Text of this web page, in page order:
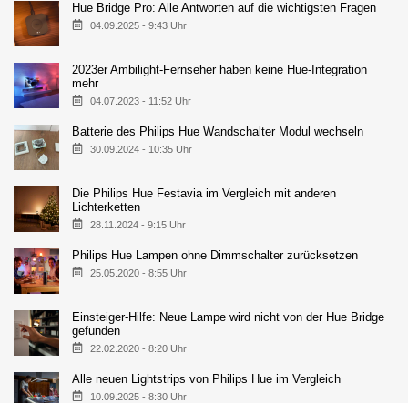
Hue Bridge Pro: Alle Antworten auf die wichtigsten Fragen
04.09.2025 - 9:43 Uhr
2023er Ambilight-Fernseher haben keine Hue-Integration
mehr
04.07.2023 - 11:52 Uhr
Batterie des Philips Hue Wandschalter Modul wechseln
30.09.2024 - 10:35 Uhr
Die Philips Hue Festavia im Vergleich mit anderen
Lichterketten
28.11.2024 - 9:15 Uhr
Philips Hue Lampen ohne Dimmschalter zurücksetzen
25.05.2020 - 8:55 Uhr
Einsteiger-Hilfe: Neue Lampe wird nicht von der Hue Bridge
gefunden
22.02.2020 - 8:20 Uhr
Alle neuen Lightstrips von Philips Hue im Vergleich
10.09.2025 - 8:30 Uhr